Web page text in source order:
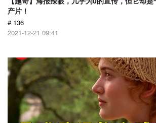
产片！
# 136
2021-12-21 09:41